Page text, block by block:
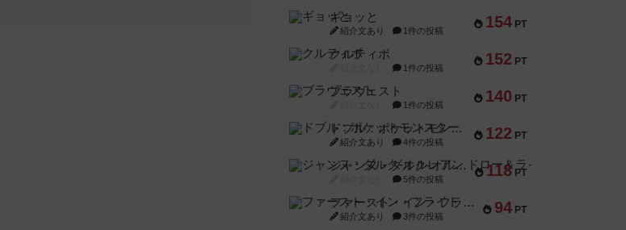
154 PT
ギョッと
紹介文あり 1件の投稿
152 PT
クルティボ
1件の投稿
140 PT
ブラヴェスト
1件の投稿
122 PT
ドブル：ポケットモンスター
紹介文あり 4件の投稿
118 PT
ジャンヌ・ダルク-オルレアン ドロー＆ライト
5件の投稿
94 PT
ファースト・イン・フライト
紹介文あり 3件の投稿